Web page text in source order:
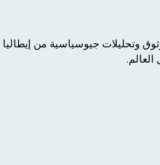
وتحليلات جيوسياسية من إيطاليا
العالم.